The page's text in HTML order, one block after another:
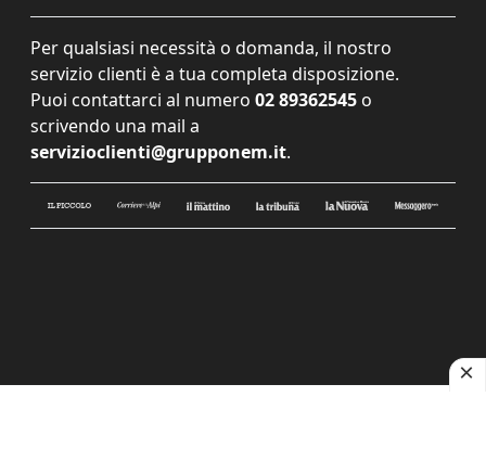
Per qualsiasi necessità o domanda, il nostro
servizio clienti è a tua completa disposizione.
Puoi contattarci al numero 02 89362545 o
scrivendo una mail a
servizioclienti@grupponem.it.